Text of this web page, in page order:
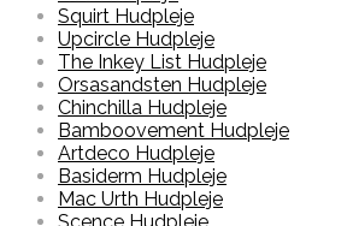
Squirt Hudpleje
Upcircle Hudpleje
The Inkey List Hudpleje
Orsasandsten Hudpleje
Chinchilla Hudpleje
Bamboovement Hudpleje
Artdeco Hudpleje
Basiderm Hudpleje
Mac Urth Hudpleje